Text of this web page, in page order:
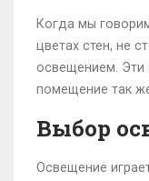
Когда мы
цветах стен, не
освещением. Эти
помещение так же
Выбор
Освещение